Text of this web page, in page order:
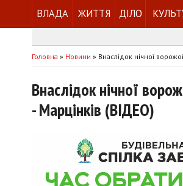
ВЛАДА ЖИТТЯ ДІЛО
Головна » Новини » Внаслідок нічної
Внаслідок нічної
- Марцінків (ВІДЕО)